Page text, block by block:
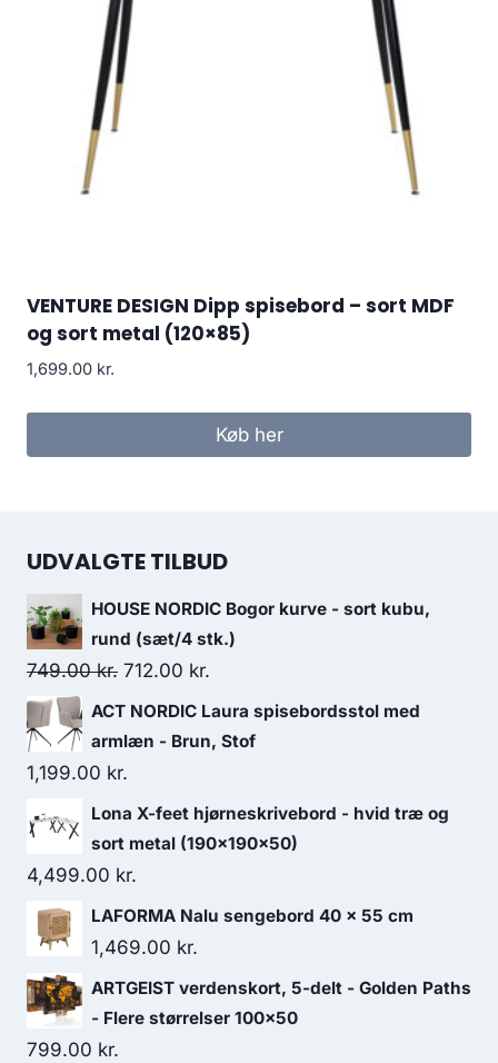
VENTURE DESIGN Dipp spisebord – sort MDF
og sort metal (120×85)
1,699.00 kr.
Køb her
UDVALGTE TILBUD
HOUSE NORDIC Bogor kurve - sort kubu,
rund (sæt/4 stk.)
749.00kr. 712.00 kr.
ACT NORDIC Laura spisebordsstol med
armlæn - Brun, Stof
1,199.00 kr.
Lona X-feet hjørneskrivebord - hvid træ og
sort metal (190x190x50)
4,499.00 kr.
LAFORMA Nalu sengebord 40 x 55 cm
1,469.00 kr.
ARTGEIST verdenskort, 5-delt - Golden Paths
- Flere størrelser 100x50
799.00 kr.